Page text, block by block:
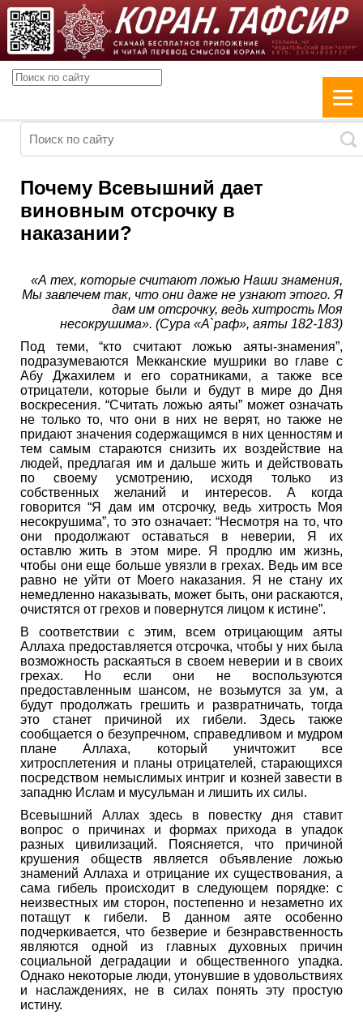
Почему Всевышний дает
виновным отсрочку в
наказании?
«А тех, которые считают ложью Наши знамения,
Мы завлечем так, что они даже не узнают этого. Я
дам им отсрочку, ведь хитрость Моя
несокрушима». (Сура «А`раф», аяты 182-183)
Под теми, “кто считают ложью аяты-знамения”,
подразумеваются Мекканские мушрики во главе с
Абу Джахилем и его соратниками, а также все
отрицатели, которые были и будут в мире до Дня
воскресения. “Считать ложью аяты” может означать
не только то, что они в них не верят, но также не
придают значения содержащимся в них ценностям и
тем самым стараются снизить их воздействие на
людей, предлагая им и дальше жить и действовать
по своему усмотрению, исходя только из
собственных желаний и интересов. А когда
говорится “Я дам им отсрочку, ведь хитрость Моя
несокрушима”, то это означает: “Несмотря на то, что
они продолжают оставаться в неверии, Я их
оставлю жить в этом мире. Я продлю им жизнь,
чтобы они еще больше увязли в грехах. Ведь им все
равно не уйти от Моего наказания. Я не стану их
немедленно наказывать, может быть, они раскаются,
очистятся от грехов и повернутся лицом к истине”.
В соответствии с этим, всем отрицающим аяты
Аллаха предоставляется отсрочка, чтобы у них была
возможность раскаяться в своем неверии и в своих
грехах. Но если они не воспользуются
предоставленным шансом, не возьмутся за ум, а
будут продолжать грешить и развратничать, тогда
это станет причиной их гибели. Здесь также
сообщается о безупречном, справедливом и мудром
плане Аллаха, который уничтожит все
хитросплетения и планы отрицателей, старающихся
посредством немыслимых интриг и козней завести в
западню Ислам и мусульман и лишить их силы.
Всевышний Аллах здесь в повестку дня ставит
вопрос о причинах и формах прихода в упадок
разных цивилизаций. Поясняется, что причиной
крушения обществ является объявление ложью
знамений Аллаха и отрицание их существования, а
сама гибель происходит в следующем порядке: с
неизвестных им сторон, постепенно и незаметно их
потащут к гибели. В данном аяте особенно
подчеркивается, что безверие и безнравственность
являются одной из главных духовных причин
социальной деградации и общественного упадка.
Однако некоторые люди, утонувшие в удовольствиях
и наслаждениях, не в силах понять эту простую
истину.